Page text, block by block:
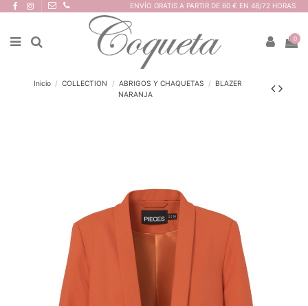
ENVÍO GRATIS A PARTIR DE 60 € EN 48/72 HORAS
0
Inicio COLLECTION ABRIGOS Y CHAQUETAS
BLAZER
NARANJA